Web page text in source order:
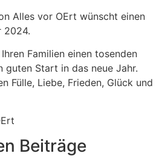
Alles vor OErt wünscht einen
2024.
Familien einen tosenden
guten Start in das neue Jahr.
Fülle, Liebe, Frieden, Glück und
Beiträge